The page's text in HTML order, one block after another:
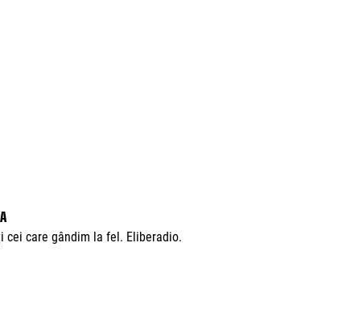
cei care gândim la fel. Eliberadio.